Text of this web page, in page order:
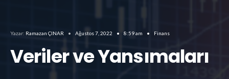
Yazar: Ramazan ÇINAR • Ağustos 7, 2022 • 8:59 am • Finans
Veriler ve Yansımaları